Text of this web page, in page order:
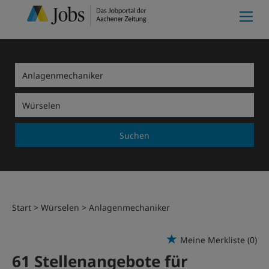
Suchen
Start Würselen Anlagenmechaniker
Meine Merkliste (0)
61 Stellenangebote für